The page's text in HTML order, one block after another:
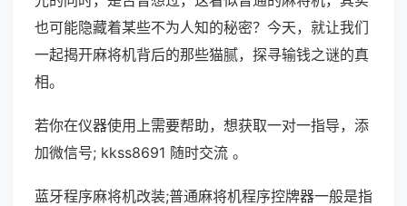
也可能隐藏着某些不为人知的秘密？今天，就让我们
一起揭开麻将机背后的那些猫腻，探寻输钱之谜的真
相。
若你在仪器使用上需要帮助，想获取一对一指导，添
加微信号; kkss8691 随时交流 。
蓝牙程序麻将机改装;普通麻将机程序控牌器一般是指